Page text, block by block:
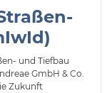
und Tiefbau
GmbH & Co.
Zukunft